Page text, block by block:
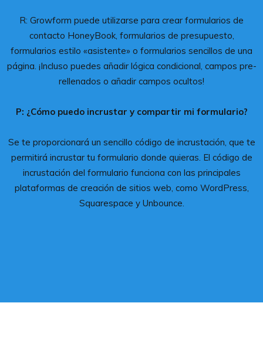
R: Growform puede utilizarse para crear formularios de
contacto HoneyBook, formularios de presupuesto,
formularios estilo «asistente» o formularios sencillos de una
página. ¡Incluso puedes añadir lógica condicional, campos pre-
rellenados o añadir campos ocultos!
P: ¿Cómo puedo incrustar y compartir mi formulario?
Se te proporcionará un sencillo código de incrustación, que te
permitirá incrustar tu formulario donde quieras. El código de
incrustación del formulario funciona con las principales
plataformas de creación de sitios web, como WordPress,
Squarespace y Unbounce.